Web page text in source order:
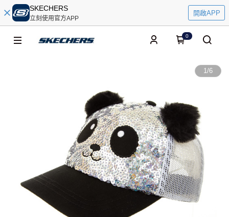
SKECHERS
立刻使用官方APP
開啟APP
0
1/6